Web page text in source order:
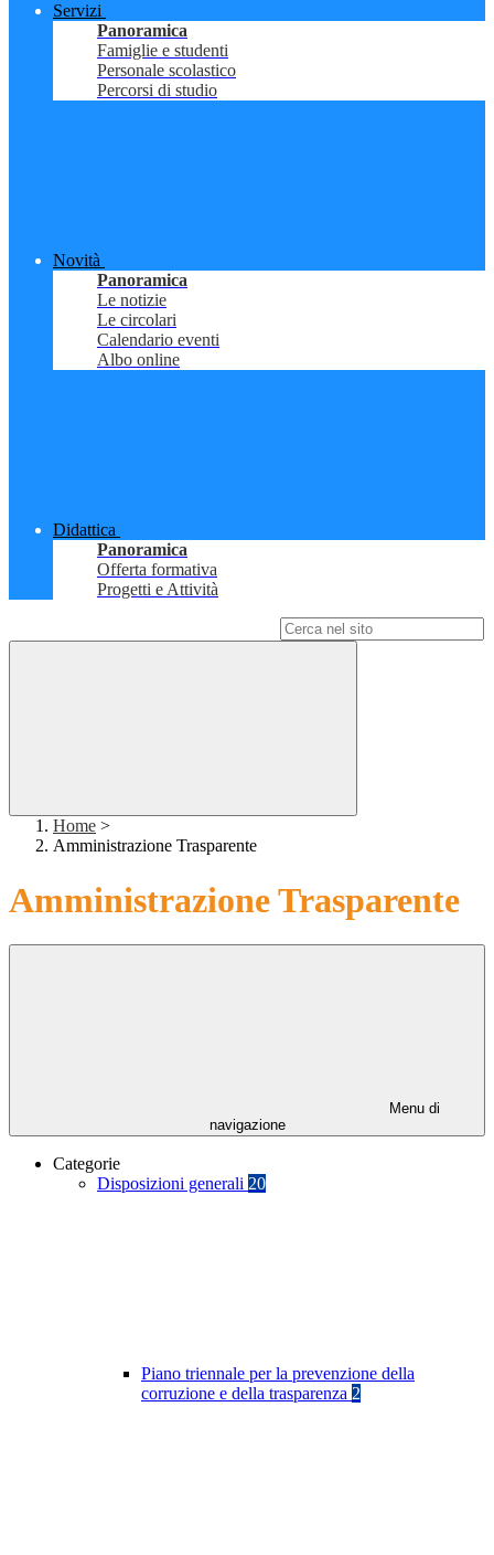
Servizi
Panoramica
Famiglie e studenti
Personale scolastico
Percorsi di studio
Novità
Panoramica
Le notizie
Le circolari
Calendario eventi
Albo online
Didattica
Panoramica
Offerta formativa
Progetti e Attività
Home >
Amministrazione Trasparente
Amministrazione Trasparente
Menu di
navigazione
Categorie
Disposizioni generali 20
Piano triennale per la prevenzione della
corruzione e della trasparenza 2